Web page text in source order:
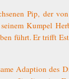
Pip, der
Kumpel
führt. Er trifft
Adaption des